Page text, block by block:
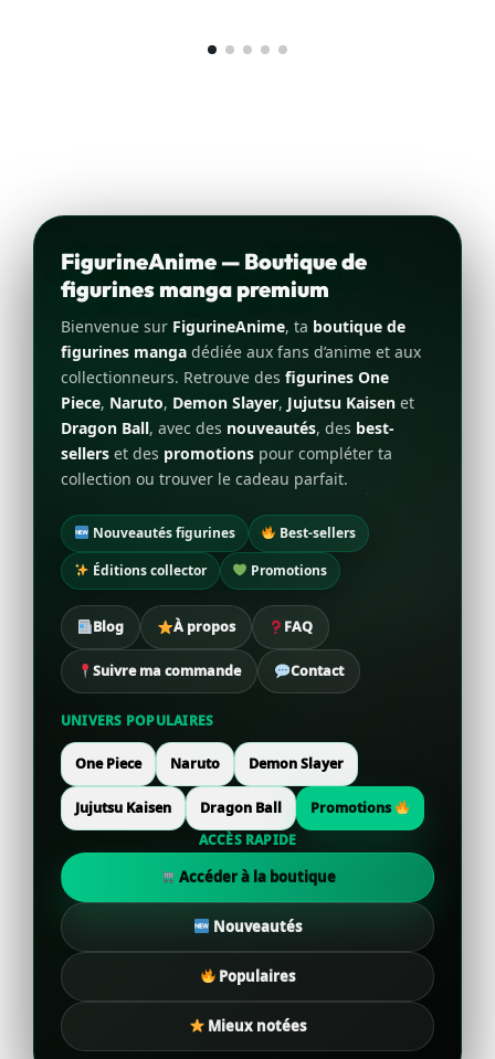
FigurineAnime — Boutique de
figurines manga premium
Bienvenue sur FigurineAnime, ta boutique de
figurines manga dédiée aux fans d’anime et aux
collectionneurs. Retrouve des figurines One
Piece, Naruto, Demon Slayer, Jujutsu Kaisen et
Dragon Ball, avec des nouveautés, des best-
sellers et des promotions pour compléter ta
collection ou trouver le cadeau parfait.
Nouveautés figurines
Best-sellers
Éditions collector
Promotions
Blog À propos FAQ
Suivre ma commande Contact
UNIVERS POPULAIRES
One Piece Naruto Demon Slayer
Jujutsu Kaisen Dragon Ball
Promotions
ACCÈS RAPIDE
Accéder à la boutique
Nouveautés
Populaires
Mieux notées